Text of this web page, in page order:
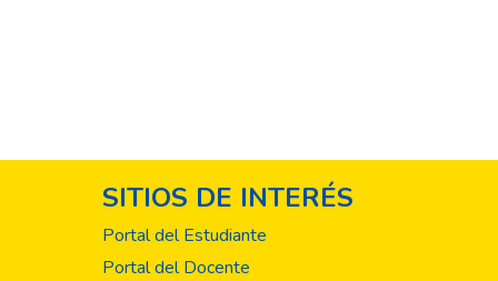
SITIOS DE INTERÉS
Portal del Estudiante
Portal del Docente